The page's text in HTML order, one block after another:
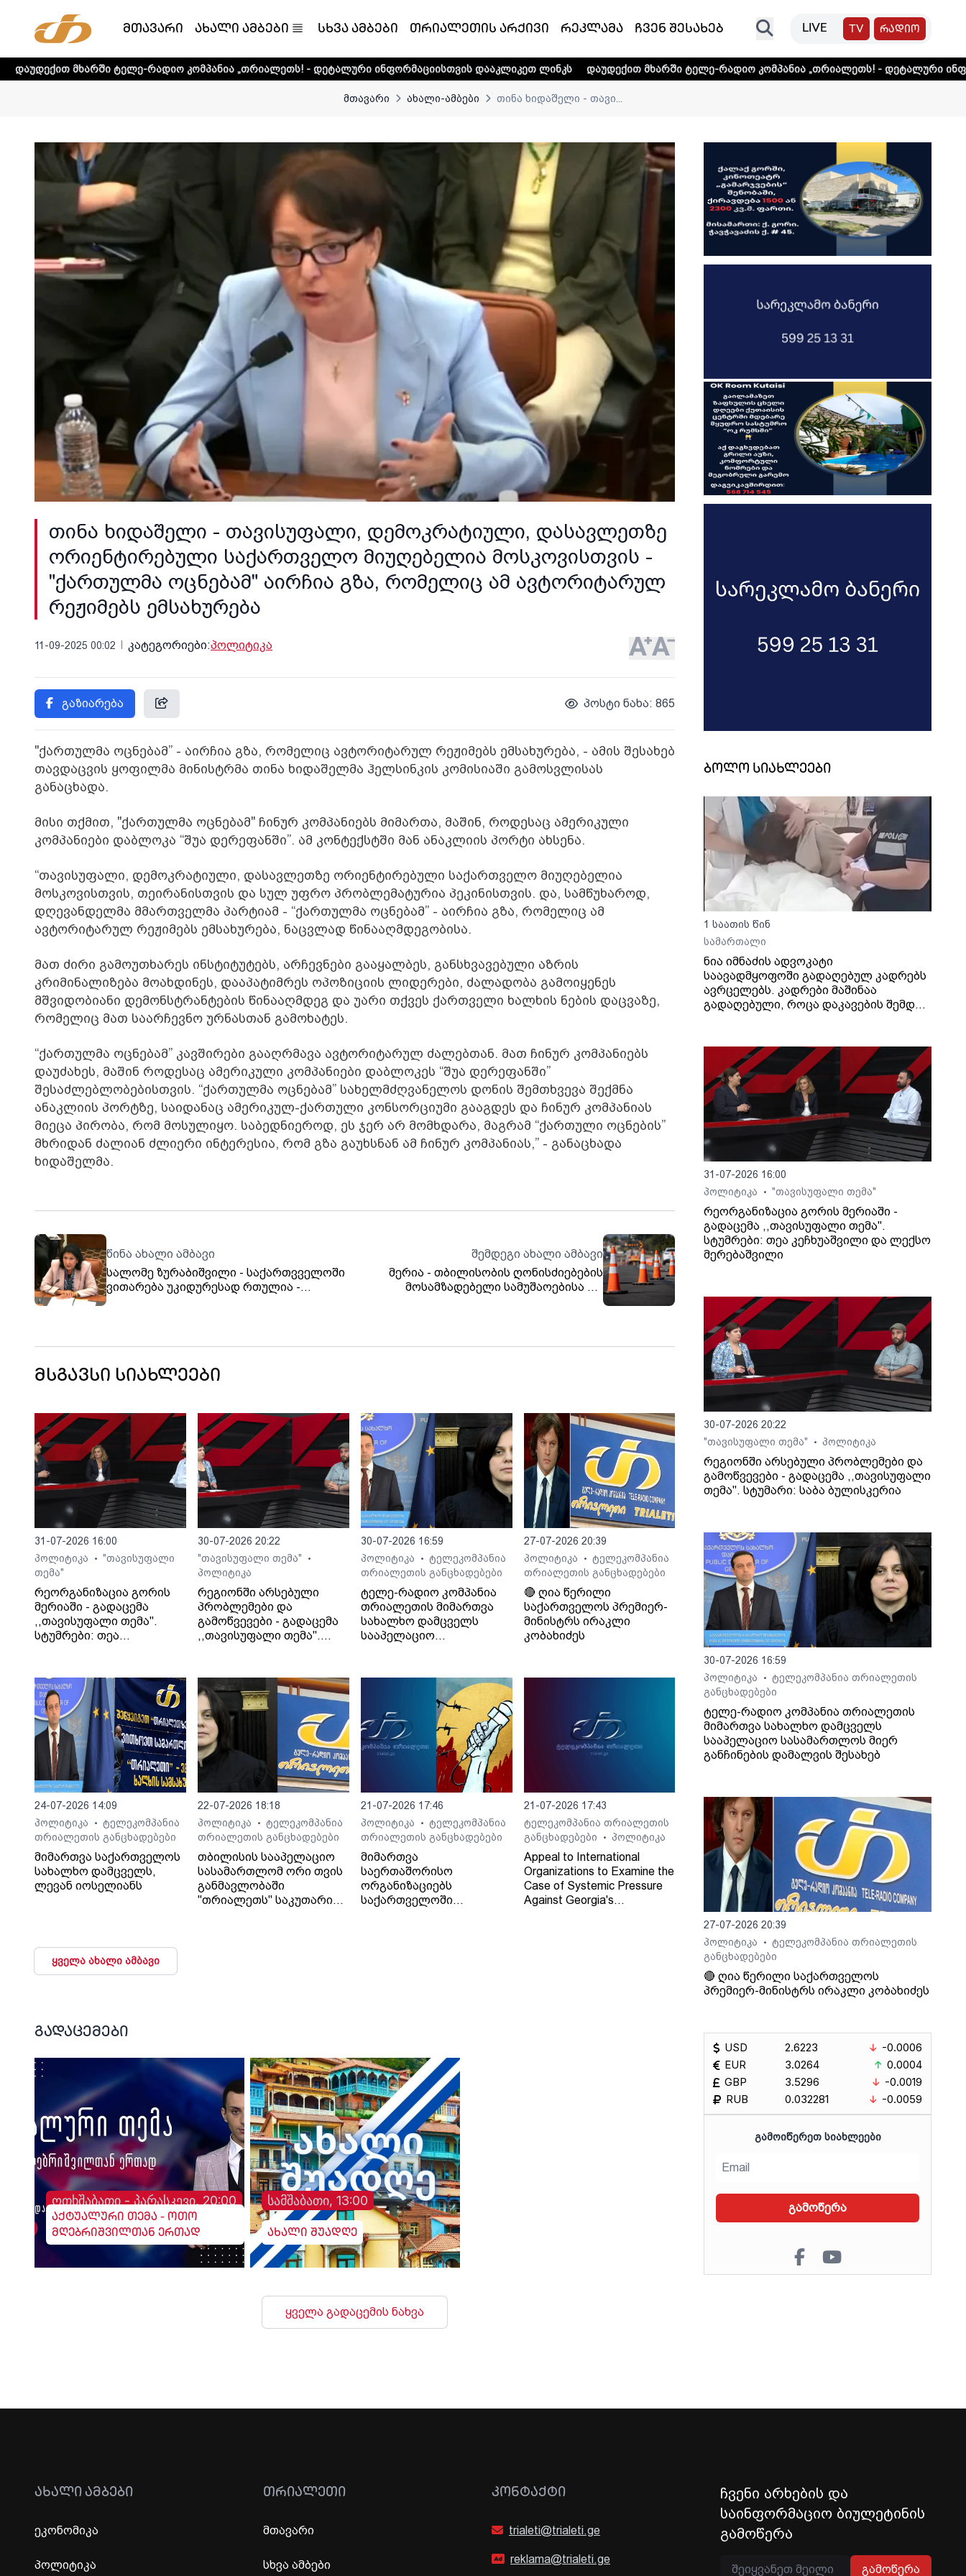
მთავარი ახალი ამბები სხვა ამბები თრიალეთის არქივი რეკლამა ჩვენ შესახებ LIVE TV რადიო
ტელე-რადიო კომპანია „თრიალეთს! - დეტალური ინფორმაციისთვის დააკლიკეთ ლინკს დაუდექით მხარში ტელე-რადიო კომპანია „თრიალეთს! - დეტალური ინფორმაციისთვის
მთავარი ახალი-ამბები თინა ხიდაშელი - თავი...
თინა ხიდაშელი - თავისუფალი, დემოკრატიული, დასავლეთზე
ორიენტირებული საქართველო მიუღებელია მოსკოვისთვის -
"ქართულმა ოცნებამ" აირჩია გზა, რომელიც ამ ავტორიტარულ
რეჟიმებს ემსახურება
11-09-2025 00:02 კატეგორიები:პოლიტიკა
გაზიარება პოსტი ნახა: 865
"ქართულმა ოცნებამ” - აირჩია გზა, რომელიც ავტორიტარულ რეჟიმებს ემსახურება, - ამის შესახებ
თავდაცვის ყოფილმა მინისტრმა თინა ხიდაშელმა ჰელსინკის კომისიაში გამოსვლისას
განაცხადა.
მისი თქმით, "ქართულმა ოცნებამ" ჩინურ კომპანიებს მიმართა, მაშინ, როდესაც ამერიკული
კომპანიები დაბლოკა “შუა დერეფანში”. ამ კონტექსტში მან ანაკლიის პორტი ახსენა.
“თავისუფალი, დემოკრატიული, დასავლეთზე ორიენტირებული საქართველო მიუღებელია
მოსკოვისთვის, თეირანისთვის და სულ უფრო პრობლემატურია პეკინისთვის. და, სამწუხაროდ,
დღევანდელმა მმართველმა პარტიამ - “ქართულმა ოცნებამ” - აირჩია გზა, რომელიც ამ
ავტორიტარულ რეჟიმებს ემსახურება, ნაცვლად წინააღმდეგობისა.
მათ ძირი გამოუთხარეს ინსტიტუტებს, არჩევნები გააყალბეს, განსხვავებული აზრის
კრიმინალიზება მოახდინეს, დააპატიმრეს ოპოზიციის ლიდერები, ძალადობა გამოიყენეს
მშვიდობიანი დემონსტრანტების წინააღმდეგ და უარი თქვეს ქართველი ხალხის ნების დაცვაზე,
რომელიც მათ საარჩევნო ურნასთან გამოხატეს.
“ქართულმა ოცნებამ” კავშირები გააღრმავა ავტორიტარულ ძალებთან. მათ ჩინურ კომპანიებს
დაუძახეს, მაშინ როდესაც ამერიკული კომპანიები დაბლოკეს “შუა დერეფანში”
შესაძლებლობებისთვის. “ქართულმა ოცნებამ” სახელმძღვანელოს დონის შემთხვევა შექმნა
ანაკლიის პორტზე, საიდანაც ამერიკულ-ქართული კონსორციუმი გააგდეს და ჩინურ კომპანიას
მიეცა პირობა, რომ მოსულიყო. საბედნიეროდ, ეს ჯერ არ მომხდარა, მაგრამ “ქართული ოცნების”
მხრიდან ძალიან ძლიერი ინტერესია, რომ გზა გაუხსნან ამ ჩინურ კომპანიას,” - განაცხადა
ხიდაშელმა.
წინა ახალი ამბავი
სალომე ზურაბიშვილი - საქართვველოში
ვითარება უკიდურესად რთულია -
შემდეგი ახალი ამბავი
მერია - თბილისობის ღონისძიებების
მოსამზადებელი სამუშაოებისა და
ღონისძიების მიმდინარეობის პერიოდში
მსგავსი სიახლეები
31-07-2026 16:00
პოლიტიკა
• "თავისუფალი
თემა"
რეორგანიზაცია გორის
მერიაში - გადაცემა
,,თავისუფალი თემა".
სტუმრები: თეა
30-07-2026 20:22
"თავისუფალი თემა"
•
პოლიტიკა
რეგიონში არსებული
პრობლემები და
გამოწვევები - გადაცემა
,,თავისუფალი თემა".
30-07-2026 16:59
პოლიტიკა
• ტელეკომპანია
თრიალეთის განცხადებები
ტელე-რადიო კომპანია
თრიალეთის მიმართვა
სახალხო დამცველს
სააპელაციო
შესახებ
27-07-2026 20:39
პოლიტიკა
• ტელეკომპანია
თრიალეთის განცხადებები
🔴 ღია წერილი
საქართველოს პრემიერ-
მინისტრს ირაკლი
კობახიძეს
24-07-2026 14:09
პოლიტიკა
• ტელეკომპანია
თრიალეთის განცხადებები
მიმართვა საქართველოს
სახალხო დამცველს,
ლევან იოსელიანს
22-07-2026 18:18
პოლიტიკა
• ტელეკომპანია
თრიალეთის განცხადებები
თბილისის სააპელაციო
სასამართლომ ორი თვის
განმავლობაში
"თრიალეთს" საკუთარი
21-07-2026 17:46
პოლიტიკა
• ტელეკომპანია
თრიალეთის განცხადებები
მიმართვა
საერთაშორისო
ორგანიზაციებს
საქართველოში
21-07-2026 17:43
ტელეკომპანია თრიალეთის
განცხადებები
• პოლიტიკა
Appeal to International
Organizations to Examine the
Case of Systemic Pressure
Against Georgia's
ყველა ახალი ამბავი
გადაცემები
ოთხშაბათი - პარასკევი, 20:00
აქტუალური თემა - ოთო
მღებრიშვილთან ერთად
სამშაბათი, 13:00
ახალი შუადღე
ყველა გადაცემის ნახვა
ბოლო სიახლეები
1 საათის წინ
სამართალი
ნია იმნაძის ადვოკატი
საავადმყოფოში გადაღებულ კადრებს
ავრცელებს. კადრები მაშინაა
გადაღებული, როცა დაკავების შემდეგ
31-07-2026 16:00
პოლიტიკა
• "თავისუფალი თემა"
რეორგანიზაცია გორის მერიაში -
გადაცემა ,,თავისუფალი თემა".
სტუმრები: თეა კეჩხუაშვილი და ლექსო
მერებაშვილი
30-07-2026 20:22
"თავისუფალი თემა"
• პოლიტიკა
რეგიონში არსებული პრობლემები და
გამოწვევები - გადაცემა ,,თავისუფალი
თემა". სტუმარი: საბა ბულისკერია
30-07-2026 16:59
პოლიტიკა
•
ტელეკომპანია თრიალეთის
განცხადებები
ტელე-რადიო კომპანია თრიალეთის
მიმართვა სახალხო დამცველს
სააპელაციო სასამართლოს მიერ
განჩინების დამალვის შესახებ
27-07-2026 20:39
პოლიტიკა
•
ტელეკომპანია თრიალეთის
განცხადებები
🔴 ღია წერილი საქართველოს
პრემიერ-მინისტრს ირაკლი კობახიძეს
USD
EUR
GBP
RUB
2.6223
3.0264
3.5296
0.032281
-0.0006
0.0004
-0.0019
-0.0059
ᲒᲐᲛᲝᲘᲬᲔᲠᲔᲗ ᲡᲘᲐᲮᲚᲔᲔᲑᲘ
გამოწერა
ᲐᲮᲐᲚᲘ ᲐᲛᲑᲔᲑᲘ
ეკონომიკა
პოლიტიკა
ᲗᲠᲘᲐᲚᲔᲗᲘ
მთავარი
სხვა ამბები
ᲙᲝᲜᲢᲐᲥᲢᲘ
trialeti@trialeti.ge
reklama@trialeti.ge
ჩვენი არხების და
საინფორმაციო ბიულეტინის
გამოწერა
გამოწერა